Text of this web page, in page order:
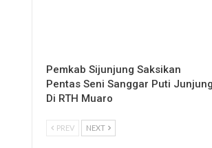
Pemkab Sijunjung Saksikan
Pentas Seni Sanggar Puti Junjung
Di RTH Muaro
PREV NEXT